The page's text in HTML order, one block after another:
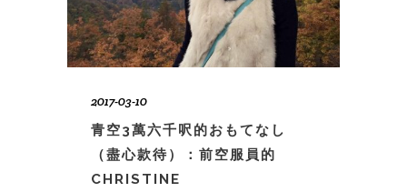
2017-03-10
青空3萬六千呎的おもてなし
（盡心款待）：前空服員的
CHRISTINE